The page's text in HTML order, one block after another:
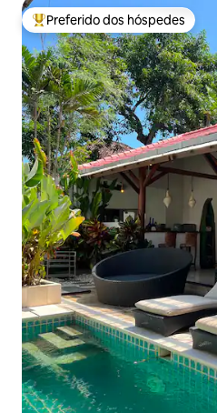
Entre os melhores preferidos
Preferido dos hóspedes